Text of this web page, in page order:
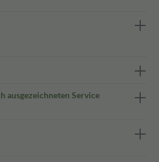
ausgezeichneten Service